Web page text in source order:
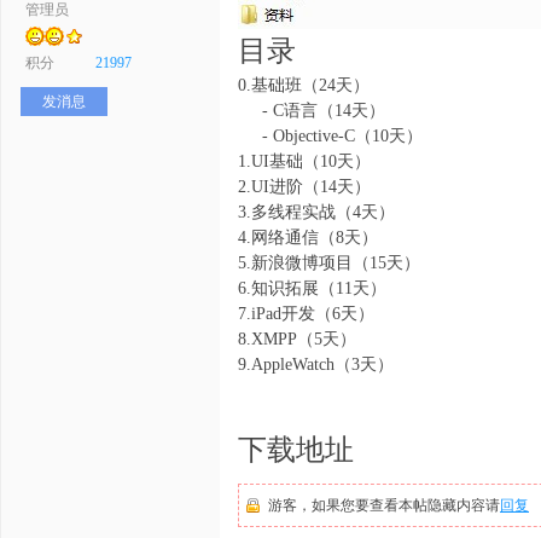
管理员
积分 21997
发消息
目录
0.基础班（24天）
- C语言（14天）
- Objective-C（10天）
1.UI基础（10天）
2.UI进阶（14天）
3.多线程实战（4天）
4.网络通信（8天）
5.新浪微博项目（15天）
6.知识拓展（11天）
7.iPad开发（6天）
8.XMPP（5天）
9.AppleWatch（3天）
下载地址
游客，如果您要查看本帖隐藏内容请回复